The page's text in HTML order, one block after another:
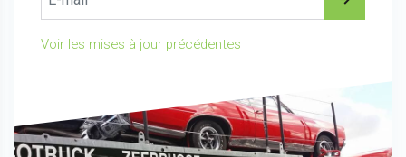
Voir les mises à jour précédentes